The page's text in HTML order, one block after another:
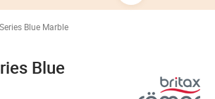
Blue Marble
Blue